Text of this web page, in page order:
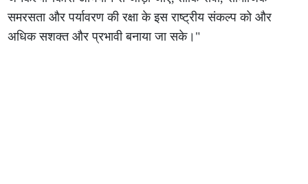
समरसता और पर्यावरण की रक्षा के इस राष्ट्रीय संकल्प को और
अधिक सशक्त और प्रभावी बनाया जा सके।"